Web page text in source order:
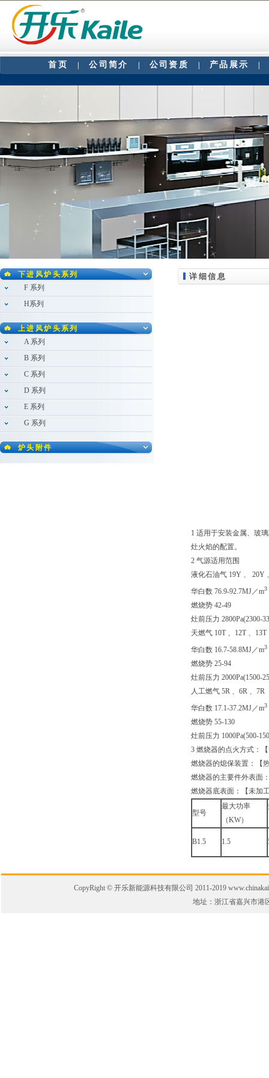
首页 |公司简介 公司资质 产品展示
下进风炉头系列
F 系列
H系列
上进风炉头系列
A 系列
B 系列
C 系列
D 系列
E 系列
G 系列
炉头附件
详细信息
1 适用于安装金属、玻
灶火焰的配置。
2 气源适用范围
液化石油气 19Y 、 20Y
华白数 76.9-92.7MJ／m3
燃烧势 42-49
灶前压力 2800Pa(2300-
天燃气 10T 、12T 、13T
华白数 16.7-58.8MJ／m3
燃烧势 25-94
灶前压力 2000Pa(1500-
人工燃气 5R 、6R 、7R
华白数 17.1-37.2MJ／m3
燃烧势 55-130
灶前压力 1000Pa(500-
3 燃烧器的点火方式：
燃烧器的熄保装置：【
燃烧器的主要件外表面
燃烧器底表面：【未加
型号
最大功率
（KW）
B1.5 1.5
CopyRight © 开乐新能源科技有限公司 2011-2019
地址：浙江省嘉兴市港